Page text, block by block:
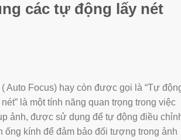
các tự động lấy nét
( Auto Focus) hay còn được gọi là “Tự
nét” là một tính năng quan trọng trong việc
ảnh, được sử dụng để tự động điều
ống kính để đảm bảo đối tượng trong ảnh